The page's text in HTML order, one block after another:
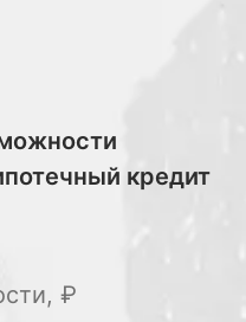
кредит
₽